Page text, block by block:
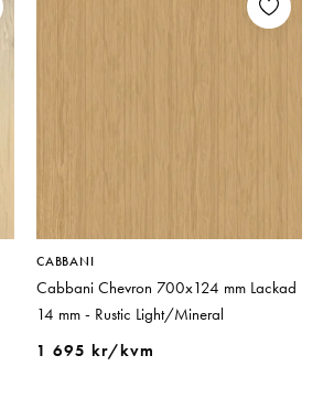
CABBANI
Cabbani Chevron 700x124 mm Lackad
14 mm - Rustic Light/Mineral
1 695 kr/kvm